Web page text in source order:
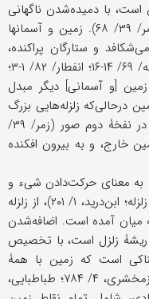
است، با دمیده‌شدن ناگهانی
در صور پایان می‌پذیرد (یس/ ۳۶/ ۴۹؛ زمر/ ۳۹/ ۶۸). زمین و آسمانها
و ستارگان پراکنده،
دریاها و کوهها از جا کنده، و متلاشی (حاقه/ ۶۹/ ۱۴-۱۶؛ انفطار/ ۸۲/ ۱-۳؛
به زمین [و آسمانی] دیگر مبدل
مهیا‌شدن زمین درحالی‌که زلزله‌هایی بزرگ
در سراسر آن رخ می‌دهد، با دمیده‌شدن در نفخۀ دوم صور (زمر/ ۳۹/
خارج، و به بیرون افکنده
به معنای حرکت‌دادن شیء و
شدت اضطراب است (خلیل بن احمد، ذیل زلزله؛ ابن‌درید، ۱/ ۲۰۱)، از زلزله
میان آمده است. اضافه‌شدن
ریشۀ زلزل است، با تخصیص
است که زمین با همۀ
استحقاق و عظمتش، اقتضای آن را دارد (زمخشری، ۴/ ۷۸۴؛ طباطبایی،